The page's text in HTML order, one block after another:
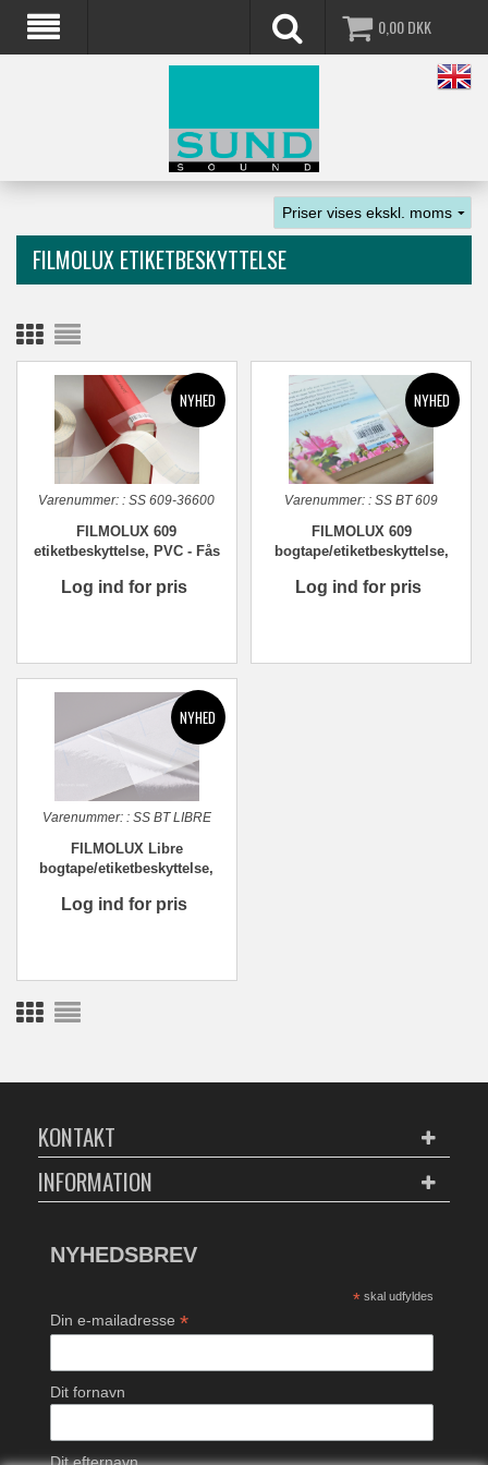
0,00DKK
FILMOLUX ETIKETBESKYTTELSE
Varenummer: : SS 609-36600
FILMOLUX 609
etiketbeskyttelse, PVC - Fås
Log ind for pris
Varenummer: : SS BT 609
FILMOLUX 609
bogtape/etiketbeskyttelse,
Log ind for pris
Varenummer:: SS BT LIBRE
FILMOLUX Libre
bogtape/etiketbeskyttelse,
Log ind for pris
KONTAKT
INFORMATION
NYHEDSBREV
* skal udfyldes
Din e-mailadresse*
Dit fornavn
Dit efternavn